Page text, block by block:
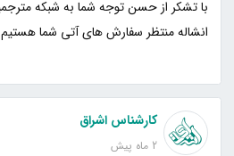
انشاله منتظر سفارش های آتی شما هستیم
کارشناس اشراق
2 ماه پیش